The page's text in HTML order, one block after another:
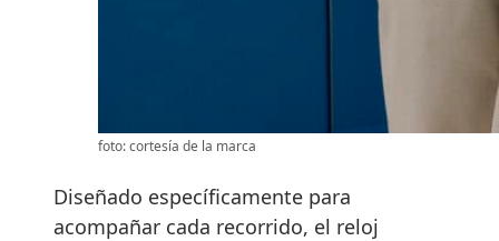
foto: cortesía de la marca
Diseñado específicamente para
acompañar cada recorrido, el reloj